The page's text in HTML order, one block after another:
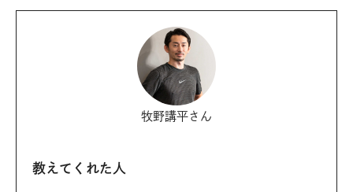
牧野講平さん
教えてくれた人